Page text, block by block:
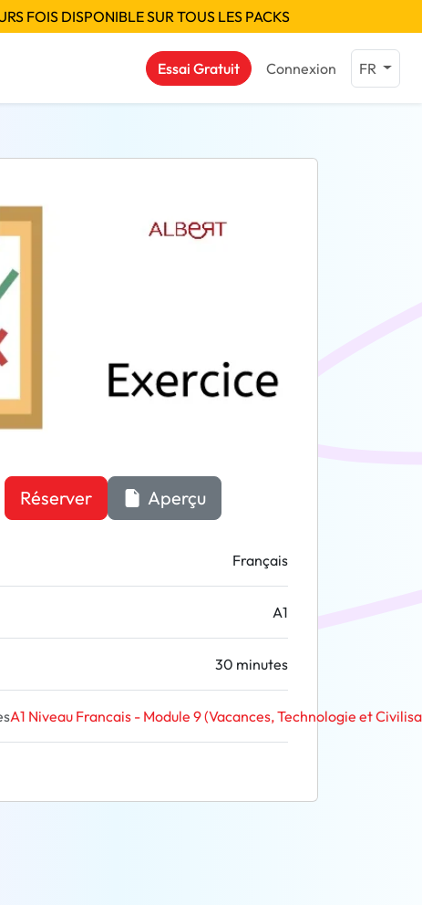
FOIS DISPONIBLE SUR TOUS LES PACKS
Essai Gratuit Connexion FR
Réserver Aperçu
Français
A1
30 minutes
A1 Niveau Francais - Module 9 (Vacances, Technologie et